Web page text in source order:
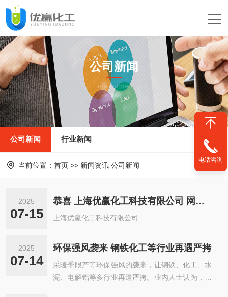
公司新闻
lejiewomen
公司新闻 行业新闻
当前位置： 首页 >> 新闻资讯 公司新闻
2025
07-15
恭喜 上海优赢化工科技有限公司 网站上线
上海优赢化工科技有限公司
2025
07-14
环保强风袭来 钢铁化工等行业再遇严拷
采暖季限产等环保强风的袭来，让钢铁、化工、水
泥、电解铝等多行业再遭严拷。业内人士认为，年
电话咨询